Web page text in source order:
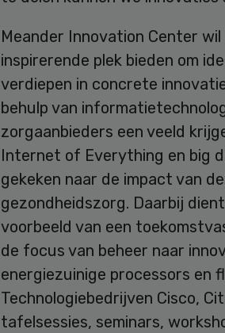
Meander Innovation Center
inspirerende plek bieden om
verdiepen in concrete
behulp van
zorgaanbieders een veeld
Internet of Everything en big
gekeken naar de impact van
gezondheidszorg. Daarbij
voorbeeld van een
de focus van beheer naar
energiezuinige processors en
Technologiebedrijven Cisco,
tafelsessies, seminars,